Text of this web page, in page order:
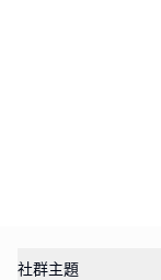
社群主題